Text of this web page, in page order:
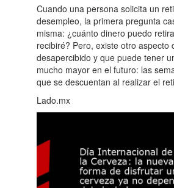
Cuando una persona solicita un
desempleo, la primera pregunta
misma: ¿cuánto dinero puedo
recibiré? Pero, existe otro aspecto
desapercibido y que puede tener
mucho mayor en el futuro: las
que se descuentan al realizar el
Lado.mx